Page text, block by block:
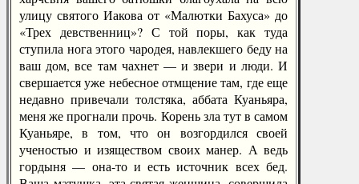
улицу святого Иакова от «Малютки Бахуса» до
«Трех девственниц»? С той поры, как туда
ступила нога этого чародея, навлекшего беду на
ваш дом, все там чахнет — и звери и люди. И
свершается уже небесное отмщение там, где еще
недавно привечали толстяка, аббата Куаньяра,
меня же прогнали прочь. Корень зла тут в самом
Куаньяре, в том, что он возгордился своей
ученостью и изяществом своих манер. А ведь
гордыня — она-то и есть источник всех бед.